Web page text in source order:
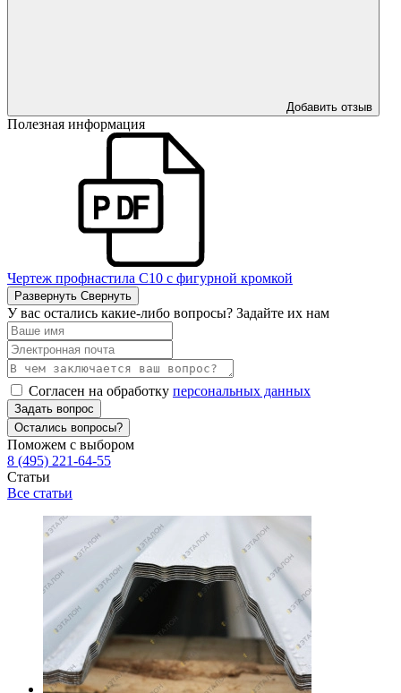
Добавить отзыв
Полезная информация
Чертеж профнастила С10 с фигурной кромкой
Развернуть Свернуть
У вас остались какие-либо вопросы? Задайте их нам
Согласен на обработку персональных данных
Задать вопрос
Остались вопросы?
Поможем с выбором
8 (495) 221-64-55
Статьи
Все статьи